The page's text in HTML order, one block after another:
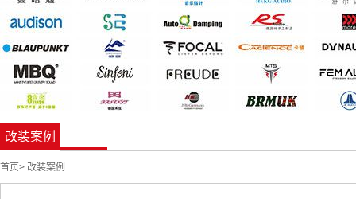
改装案例
首页> 改装案例